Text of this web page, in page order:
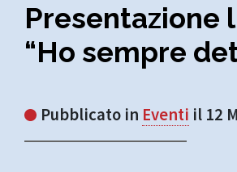
Presentazione
“Ho sempre
Pubblicato in Eventi il 12